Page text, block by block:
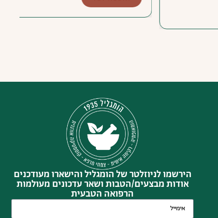
הירשמו לניוזלטר של הומגליל והישארו מעודכנים
אודות מבצעים/הטבות ושאר עדכונים מעולמות
הרפואה הטבעית